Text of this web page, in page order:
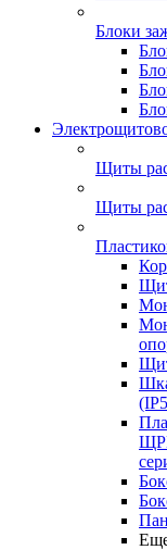
Блоки
Щиты
Щиты